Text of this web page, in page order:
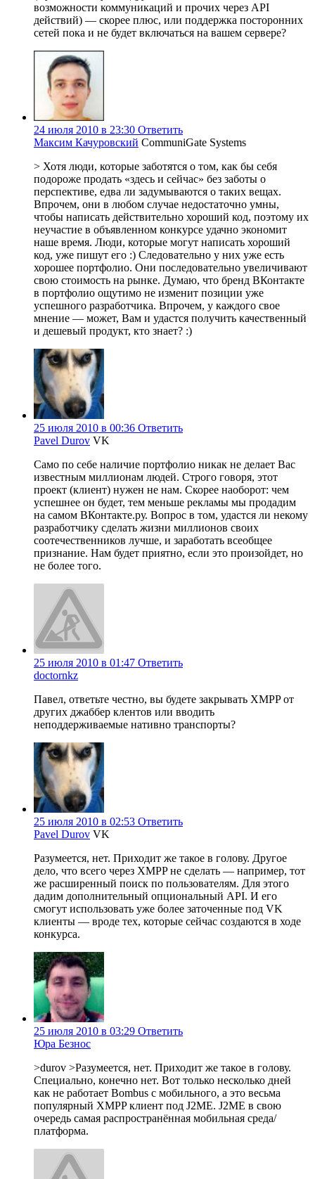
возможности коммуникаций и прочих через API
действий) — скорее плюс, или поддержка посторонних
сетей пока и не будет включаться на вашем сервере?
24 июля 2010 в 23:30 Ответить
Максим Качуровский CommuniGate Systems
> Хотя люди, которые заботятся о том, как бы себя
подороже продать «здесь и сейчас» без заботы о
перспективе, едва ли задумываются о таких вещах.
Впрочем, они в любом случае недостаточно умны,
чтобы написать действительно хороший код, поэтому их
неучастие в объявленном конкурсе удачно экономит
наше время. Люди, которые могут написать хороший
код, уже пишут его :) Следовательно у них уже есть
хорошее портфолио. Они последовательно увеличивают
свою стоимость на рынке. Думаю, что бренд ВКонтакте
в портфолио ощутимо не изменит позиции уже
успешного разработчика. Впрочем, у каждого свое
мнение — может, Вам и удастся получить качественный
и дешевый продукт, кто знает? :)
25 июля 2010 в 00:36 Ответить
Pavel Durov VK
Само по себе наличие портфолио никак не делает Вас
известным миллионам людей. Строго говоря, этот
проект (клиент) нужен не нам. Скорее наоборот: чем
успешнее он будет, тем меньше рекламы мы продадим
на самом ВКонтакте.ру. Вопрос в том, удастся ли некому
разработчику сделать жизни миллионов своих
соотечественников лучше, и заработать всеобщее
признание. Нам будет приятно, если это произойдет, но
не более того.
25 июля 2010 в 01:47 Ответить
doctornkz
Павел, ответьте честно, вы будете закрывать XMPP от
других джаббер клентов или вводить
неподдерживаемые нативно транспорты?
25 июля 2010 в 02:53 Ответить
Pavel Durov VK
Разумеется, нет. Приходит же такое в голову. Другое
дело, что всего через XMPP не сделать — например, тот
же расширенный поиск по пользователям. Для этого
дадим дополнительный опциональный API. И его
смогут использовать уже более заточенные под VK
клиенты — вроде тех, которые сейчас создаются в ходе
конкурса.
25 июля 2010 в 03:29 Ответить
Юра Безнос
>durov >Разумеется, нет. Приходит же такое в голову.
Специально, конечно нет. Вот только несколько дней
как не работает Bombus с мобильного, а это весьма
популярный XMPP клиент под J2ME. J2ME в свою
очередь самая распространённая мобильная среда/
платформа.